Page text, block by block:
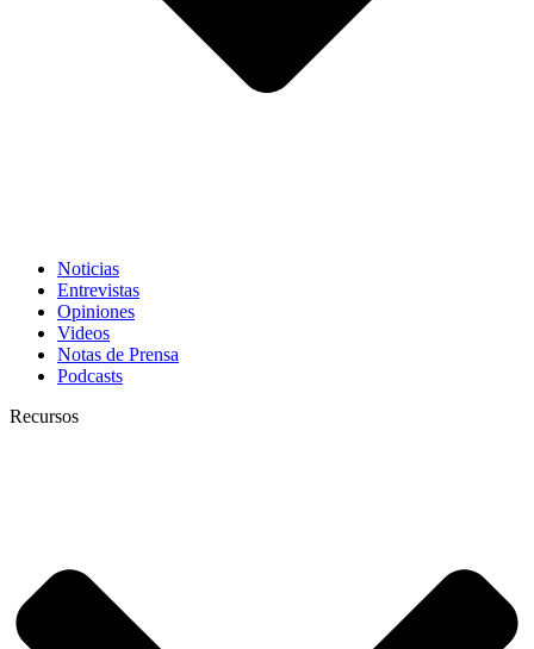
Noticias
Entrevistas
Opiniones
Videos
Notas de Prensa
Podcasts
Recursos